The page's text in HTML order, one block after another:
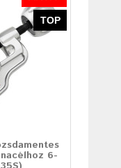
TOP
6-